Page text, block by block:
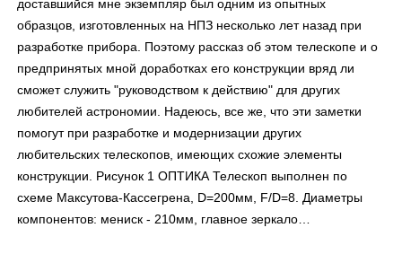
доставшийся мне экземпляр был одним из опытных
образцов, изготовленных на НПЗ несколько лет назад при
разработке прибора. Поэтому рассказ об этом телескопе и о
предпринятых мной доработках его конструкции вряд ли
сможет служить "руководством к действию" для других
любителей астрономии. Надеюсь, все же, что эти заметки
помогут при разработке и модернизации других
любительских телескопов, имеющих схожие элементы
конструкции. Рисунок 1 ОПТИКА Телескоп выполнен по
схеме Максутова-Кассегрена, D=200мм, F/D=8. Диаметры
компонентов: мениск - 210мм, главное зеркало…